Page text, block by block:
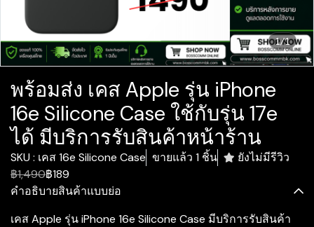
1/1
พร้อมส่ง เคส Apple รุ่น iPhone
16e Silicone Case ใช้กับรุ่น 17e
ได้ มีบริการรับสินค้าหน้าร้าน
SKU : เคส 16e Silicone Case ขายแล้ว 1 ชิ้น
ยังไม่มีรีวิว
฿1,490฿189
คำอธิบายสินค้าแบบย่อ
เคส Apple รุ่น iPhone 16e Silicone Case มีบริการรับสินค้า